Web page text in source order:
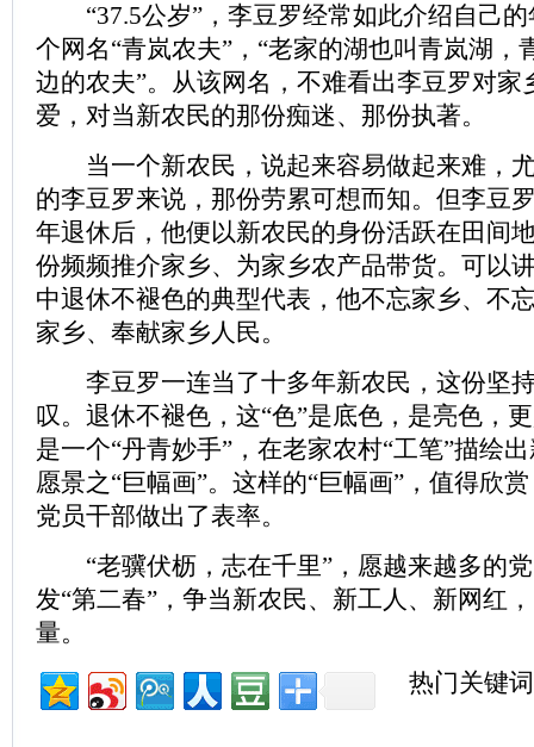
“37.5公岁”，李豆罗经常如此介绍自己的
个网名“青岚农夫”，“老家的湖也叫青岚湖，
边的农夫”。从该网名，不难看出李豆罗对家
爱，对当新农民的那份痴迷、那份执著。
当一个新农民，说起来容易做起来难，尤
的李豆罗来说，那份劳累可想而知。但李豆
年退休后，他便以新农民的身份活跃在田间
份频频推介家乡、为家乡农产品带货。可以
中退休不褪色的典型代表，他不忘家乡、不
家乡、奉献家乡人民。
李豆罗一连当了十多年新农民，这份坚
叹。退休不褪色，这“色”是底色，是亮色，
是一个“丹青妙手”，在老家农村“工笔”描绘
愿景之“巨幅画”。这样的“巨幅画”，值得欣
党员干部做出了表率。
“老骥伏枥，志在千里”，愿越来越多的党
发“第二春”，争当新农民、新工人、新网红
量。
热门关键